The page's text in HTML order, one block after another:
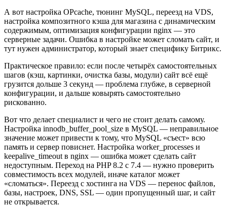
А вот настройка OPcache, тюнинг MySQL, переезд на VDS,
настройка композитного кэша для магазина с динамическим
содержимым, оптимизация конфигурации nginx — это
серверные задачи. Ошибка в настройке может сломать сайт, и
тут нужен администратор, который знает специфику Битрикс.
Практическое правило: если после четырёх самостоятельных
шагов (кэш, картинки, очистка базы, модули) сайт всё ещё
грузится дольше 3 секунд — проблема глубже, в серверной
конфигурации, и дальше ковырять самостоятельно
рискованно.
Вот что делает специалист и чего не стоит делать самому.
Настройка innodb_buffer_pool_size в MySQL — неправильное
значение может привести к тому, что MySQL «съест» всю
память и сервер повиснет. Настройка worker_processes и
keepalive_timeout в nginx — ошибка может сделать сайт
недоступным. Переход на PHP 8.2 с 7.4 — нужно проверить
совместимость всех модулей, иначе каталог может
«сломаться». Переезд с хостинга на VDS — перенос файлов,
базы, настроек, DNS, SSL — один пропущенный шаг, и сайт
не открывается.